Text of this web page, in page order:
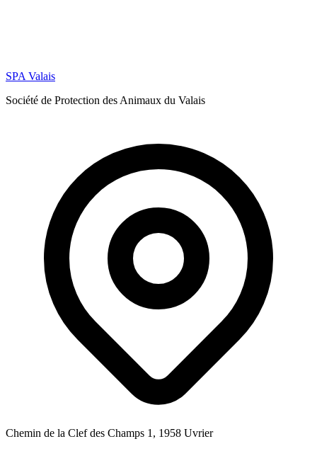
SPA Valais
Société de Protection des Animaux du Valais
Chemin de la Clef des Champs 1, 1958 Uvrier